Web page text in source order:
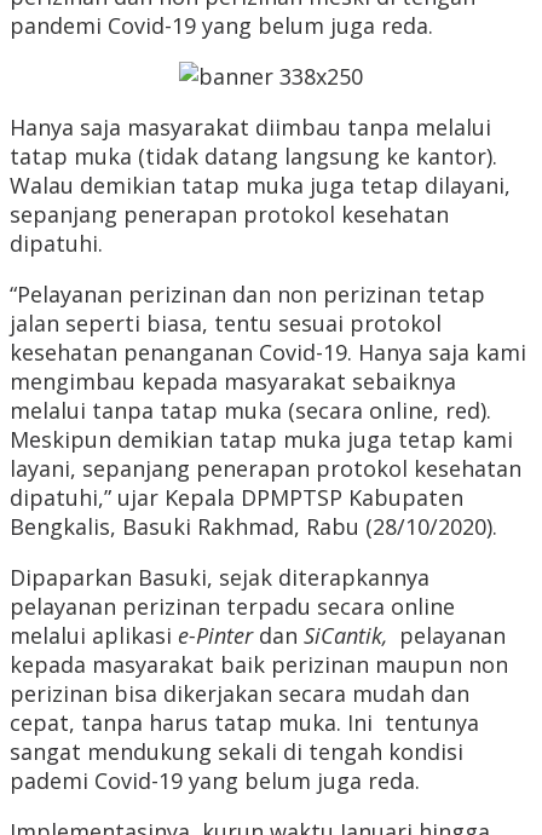
pandemi Covid-19 yang belum juga reda.
Hanya saja masyarakat diimbau tanpa melalui
tatap muka (tidak datang langsung ke kantor).
Walau demikian tatap muka juga tetap dilayani,
sepanjang penerapan protokol kesehatan
dipatuhi.
“Pelayanan perizinan dan non perizinan tetap
jalan seperti biasa, tentu sesuai protokol
kesehatan penanganan Covid-19. Hanya saja kami
mengimbau kepada masyarakat sebaiknya
melalui tanpa tatap muka (secara online, red).
Meskipun demikian tatap muka juga tetap kami
layani, sepanjang penerapan protokol kesehatan
dipatuhi,” ujar Kepala DPMPTSP Kabupaten
Bengkalis, Basuki Rakhmad, Rabu (28/10/2020).
Dipaparkan Basuki, sejak diterapkannya
pelayanan perizinan terpadu secara online
melalui aplikasi e-Pinterdan SiCantik, pelayanan
kepada masyarakat baik perizinan maupun non
perizinan bisa dikerjakan secara mudah dan
cepat, tanpa harus tatap muka. Ini tentunya
sangat mendukung sekali di tengah kondisi
pademi Covid-19 yang belum juga reda.